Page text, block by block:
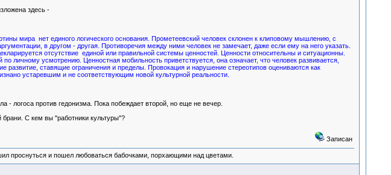
здесь -
мира нет единого логического основания. Прометеевский человек склонен к клиповому мышлению, с
в другом - другая. Противоречия между ними человек не замечает, даже если ему на него указать.
отсутствие единой или правильной системы ценностей. Ценности относительны и ситуационны.
личному усмотрению. Ценностная мобильность приветствуется, она означает, что человек развивается,
ставящие ограничения и пределы. Провокация и нарушение стереотипов оцениваются как
устаревшим и не соответствующим новой культурной реальности.
- логоса против гедонизма. Пока побеждает второй, но еще не вечер.
С кем вы "работники культуры"?
Записан
проснуться и пошел любоваться бабочками, порхающими над цветами.